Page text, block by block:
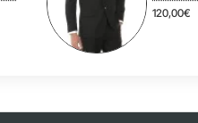
120,00€